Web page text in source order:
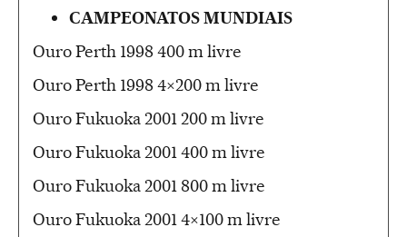
CAMPEONATOS MUNDIAIS
Ouro Perth 1998 400 m livre
Ouro Perth 1998 4×200 m livre
Ouro Fukuoka 2001 200 m livre
Ouro Fukuoka 2001 400 m livre
Ouro Fukuoka 2001 800 m livre
Ouro Fukuoka 2001 4×100 m livre